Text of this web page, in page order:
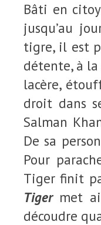
Bâti en
jusqu’au
tigre, il est
détente, à
lacère,
droit dans
Salman
De sa
Pour
Tiger finit
Tigermet
découdre